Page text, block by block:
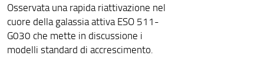
Osservata una rapida riattivazione nel
cuore della galassia attiva ESO 511-
G030 che mette in discussione i
modelli standard di accrescimento.